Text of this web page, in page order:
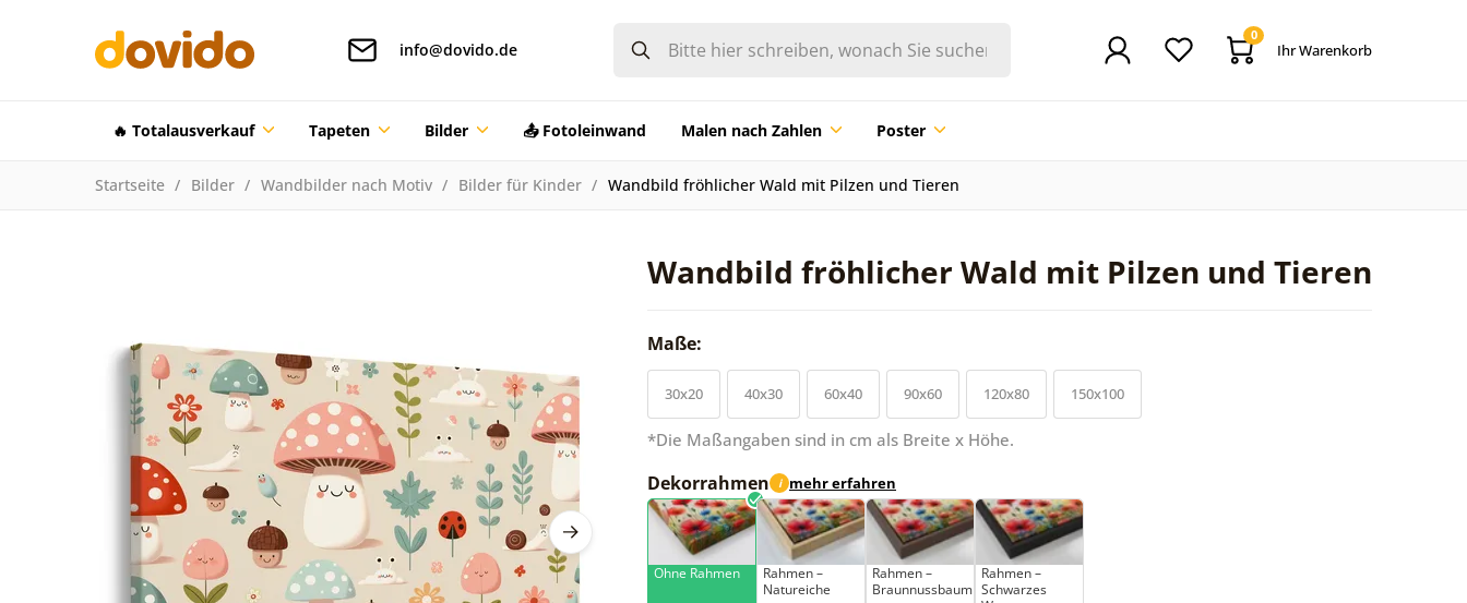
info@dovido.de
0
Ihr Warenkorb
🔥 Totalausverkauf Tapeten Bilder 📤 Fotoleinwand Malen nach Zahlen Poster
Startseite Bilder Wandbilder nach Motiv Bilder für Kinder Wandbild fröhlicher Wald mit Pilzen und Tieren
Wandbild fröhlicher Wald mit Pilzen und Tieren
Maße:
30x20 40x30 60x40 90x60 120x80 150x100
*Die Maßangaben sind in cm als Breite x Höhe.
Dekorrahmen i mehr erfahren
Ohne Rahmen
Rahmen –
Natureiche
Rahmen –
Braunnussbaum
Rahmen –
Schwarzes